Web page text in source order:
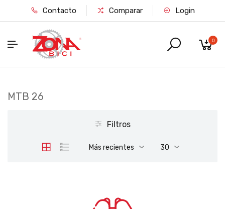
Contacto Comparar Login
0
MTB 26
Filtros
Más recientes 30